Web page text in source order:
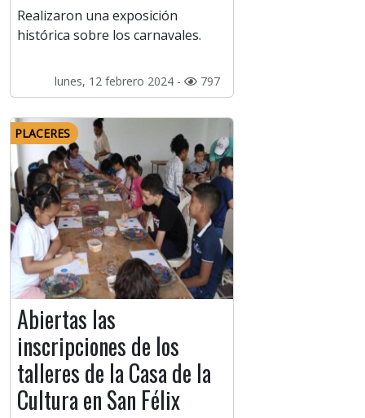
Realizaron una exposición
histórica sobre los carnavales.
lunes, 12 febrero 2024 - 797
PLACERES
Abiertas las
inscripciones de los
talleres de la Casa de la
Cultura en San Félix